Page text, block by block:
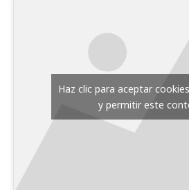
Haz clic para aceptar
y permitir este